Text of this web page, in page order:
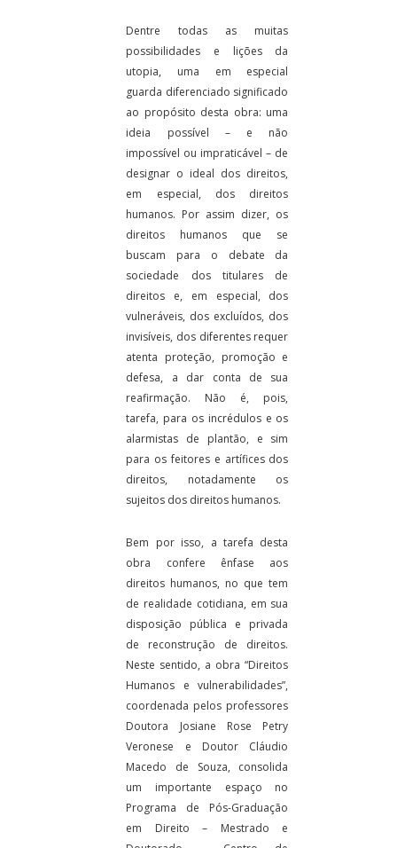
Dentre todas as muitas
possibilidades e lições da
utopia, uma em especial
guarda diferenciado significado
ao propósito desta obra: uma
ideia possível – e não
impossível ou impraticável – de
designar o ideal dos direitos,
em especial, dos direitos
humanos. Por assim dizer, os
direitos humanos que se
buscam para o debate da
sociedade dos titulares de
direitos e, em especial, dos
vulneráveis, dos excluídos, dos
invisíveis, dos diferentes requer
atenta proteção, promoção e
defesa, a dar conta de sua
reafirmação. Não é, pois,
tarefa, para os incrédulos e os
alarmistas de plantão, e sim
para os feitores e artífices dos
direitos, notadamente os
sujeitos dos direitos humanos.
Bem por isso, a tarefa desta
obra confere ênfase aos
direitos humanos, no que tem
de realidade cotidiana, em sua
disposição pública e privada
de reconstrução de direitos.
Neste sentido, a obra “Direitos
Humanos e vulnerabilidades”,
coordenada pelos professores
Doutora Josiane Rose Petry
Veronese e Doutor Cláudio
Macedo de Souza, consolida
um importante espaço no
Programa de Pós-Graduação
em Direito – Mestrado e